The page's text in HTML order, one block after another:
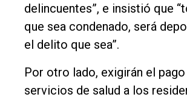
delincuentes”, e insistió que
que sea condenado, será
el delito que sea”.
Por otro lado, exigirán el
servicios de salud a los